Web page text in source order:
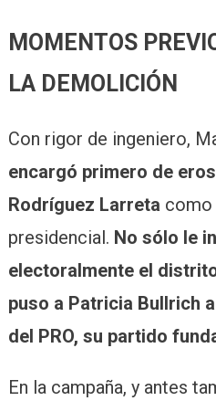
MOMENTOS
LA DEMOLICIÓN
Con rigor de ingeniero,
encargó primero de
Rodríguez Larreta como
presidencial. No sólo le
electoralmente el
puso a Patricia Bullrich
del PRO, su partido
En la campaña, y antes